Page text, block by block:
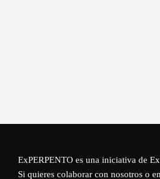
ExPERPENTO es una iniciativa de
Si quieres colaborar con nosotros o